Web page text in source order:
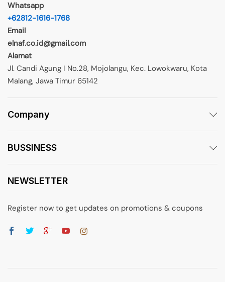
Whatsapp
+62812-1616-1768
Email
elnaf.co.id@gmail.com
Alamat
Jl. Candi Agung I No.28, Mojolangu, Kec. Lowokwaru, Kota
Malang, Jawa Timur 65142
Company
BUSSINESS
NEWSLETTER
Register now to get updates on promotions & coupons